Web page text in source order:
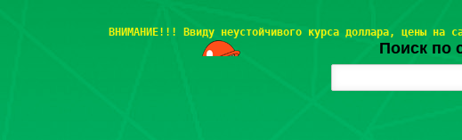
Поиск по
ВНИМАНИЕ!!! Ввиду неустойчивого курса доллара, цены на